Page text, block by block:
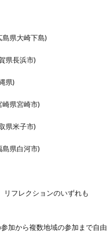
県大崎下島)
浜市)
)
崎市)
子市)
河市)
フレクションのいずれも
加から複数地域の参加まで自由